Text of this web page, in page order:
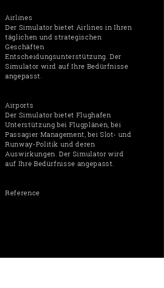
Airlines
Der Simulator bietet Airlines in Ihren
täglichen und strategischen
Geschäften
Entscheidungsunterstützung. Der
Simulator wird auf Ihre Bedürfnisse
angepasst.
Airports
Der Simulator bietet Flughafen
Unterstützung bei Flugplänen, bei
Passagier Management, bei Slot- und
Runway-Politik und deren
Auswirkungen. Der Simulator wird
auf Ihre Bedürfnisse angepasst.
Reference